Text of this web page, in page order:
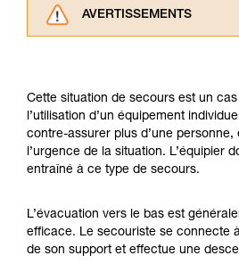
AVERTISSEMENTS
informations de la notice
pouvoir comprendre ce
d’informations.
Maîtriser ces techniques
formation et un
la manipulation, seul, en
de la reproduire en
Nous donnons des
Cette situation de secours est un
l’utilisation d’un équipement
contre-assurer plus d’une personne,
l’urgence de la situation. L’équipier
entraîné à ce type de secours.
L’évacuation vers le bas est
efficace. Le secouriste se connecte
de son support et effectue une